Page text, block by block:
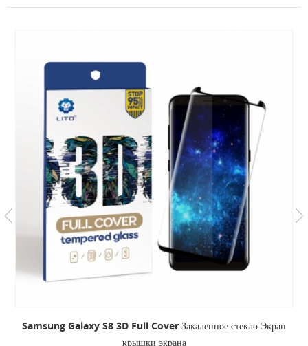
Samsung Galaxy S8 3D Full Cover Закаленное стекло Экран
крышки экрана